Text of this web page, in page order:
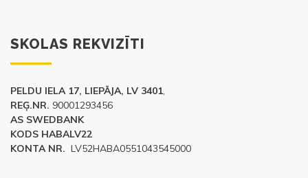
SKOLAS REKVIZĪTI
PELDU IELA 17, LIEPĀJA, LV 3401,
REĢ.NR. 90001293456
AS SWEDBANK
KODS HABALV22
KONTA NR. LV52HABA0551043545000